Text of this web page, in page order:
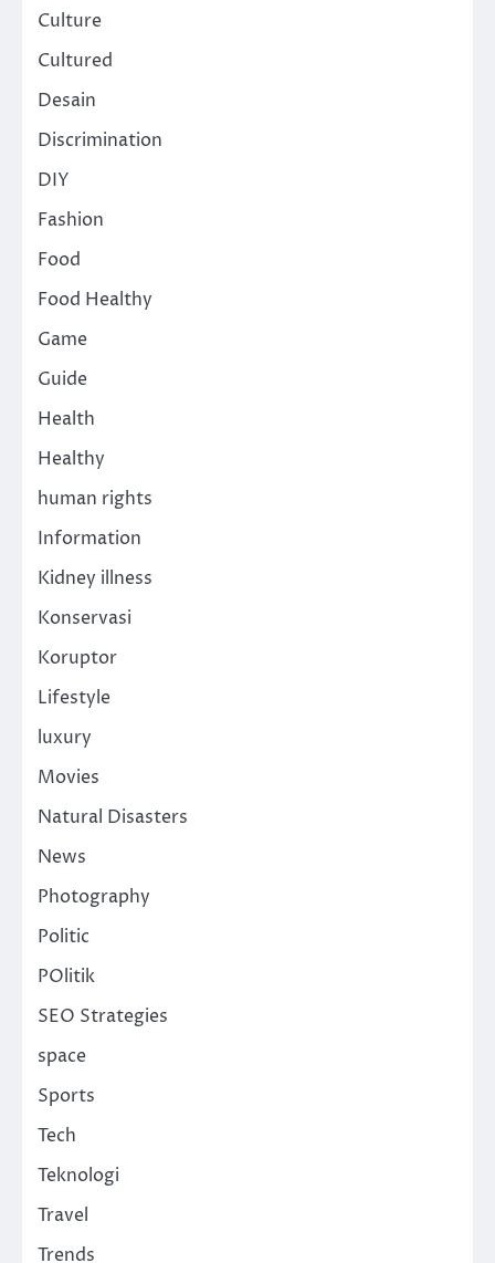
Culture
Cultured
Desain
Discrimination
DIY
Fashion
Food
Food Healthy
Game
Guide
Health
Healthy
human rights
Information
Kidney illness
Konservasi
Koruptor
Lifestyle
luxury
Movies
Natural Disasters
News
Photography
Politic
POlitik
SEO Strategies
space
Sports
Tech
Teknologi
Travel
Trends